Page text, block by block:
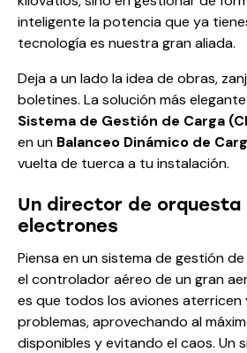
inteligente la potencia que ya
tecnología es nuestra gran aliada.
Deja a un lado la idea de obras,
boletines. La solución más
Sistema de Gestión de Carga
en un Balanceo Dinámico de
vuelta de tuerca a tu instalación.
Un director de orquesta
electrones
Piensa en un sistema de gestión
el controlador aéreo de un gran
es que todos los aviones aterricen
problemas, aprovechando al
disponibles y evitando el caos. Un